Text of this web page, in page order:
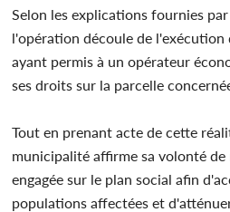
Selon les explications fournies
l'opération découle de l'exécution
ayant permis à un opérateur
ses droits sur la parcelle
Tout en prenant acte de cette
municipalité affirme sa volonté
engagée sur le plan social afin
populations affectées et